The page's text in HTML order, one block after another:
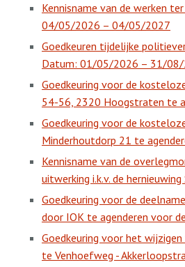
Kennisname van de werken
04/05/2026 – 04/05/2027
Goedkeuren tijdelijke
Datum: 01/05/2026 – 31/
Goedkeuring voor de
54-56, 2320 Hoogstraten te
Goedkeuring voor de
Minderhoutdorp 21 te
Kennisname van de
uitwerking i.k.v. de
Goedkeuring voor de
door IOK te agenderen voor
Goedkeuring voor het
te Venhoefweg -